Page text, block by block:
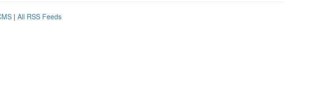
| All RSS Feeds